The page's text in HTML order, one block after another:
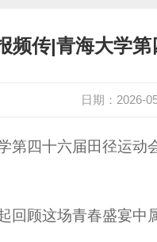
频传|青海大学
日期：2026-
第四十六届田径运
顾这场青春盛宴中